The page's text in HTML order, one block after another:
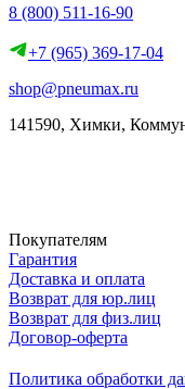
8 (800) 511-16-90
+7 (965) 369-17-04
shop@pneumax.ru
141590, Химки,
Покупателям
Гарантия
Доставка и оплата
Возврат для юр.лиц
Возврат для физ.лиц
Договор-оферта
Политика обработки